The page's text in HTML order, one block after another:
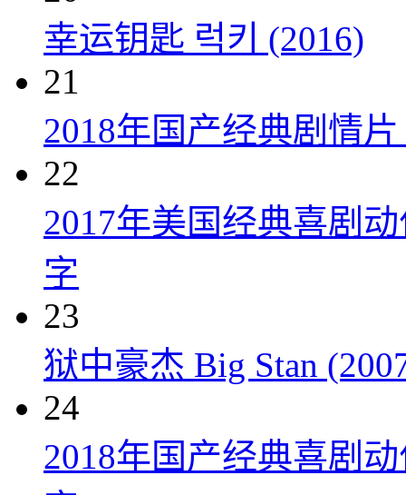
幸运钥匙 럭키 (2016)
21
2018年国产经典剧情
22
2017年美国经典喜剧
字
23
狱中豪杰 Big Stan
24
2018年国产经典喜剧